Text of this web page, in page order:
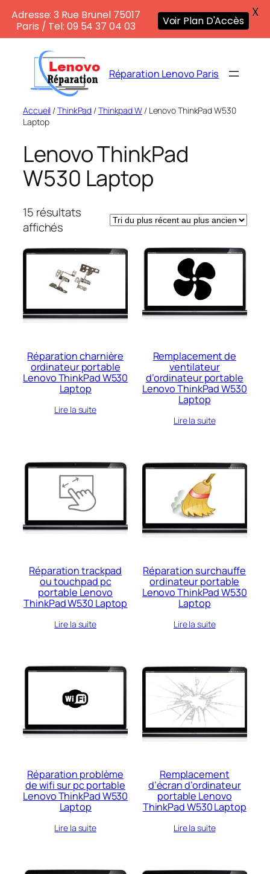
contenu
Réparation Lenovo Paris
Accueil /ThinkPad /Thinkpad W/ Lenovo ThinkPad W530
Laptop
Lenovo ThinkPad
W530 Laptop
15 résultats
affichés
plus
récent
au
ancien
Réparation charnière
ordinateur portable
Lenovo ThinkPad W530
Laptop
Lire la suite
Remplacement de
ventilateur
d’ordinateur portable
Lenovo ThinkPad W530
Laptop
Lire la suite
Réparation trackpad
ou touchpad pc
portable Lenovo
ThinkPad W530 Laptop
Lire la suite
Réparation surchauffe
ordinateur portable
Lenovo ThinkPad W530
Laptop
Lire la suite
Réparation problème
de wifi sur pc portable
Lenovo ThinkPad W530
Laptop
Lire la suite
Remplacement
d’écran d’ordinateur
portable Lenovo
ThinkPad W530 Laptop
Lire la suite
Adresse: 3 Rue Brunel 75017
Paris / Tel: 09 54 37 04 03
Voir Plan D'Accès
X